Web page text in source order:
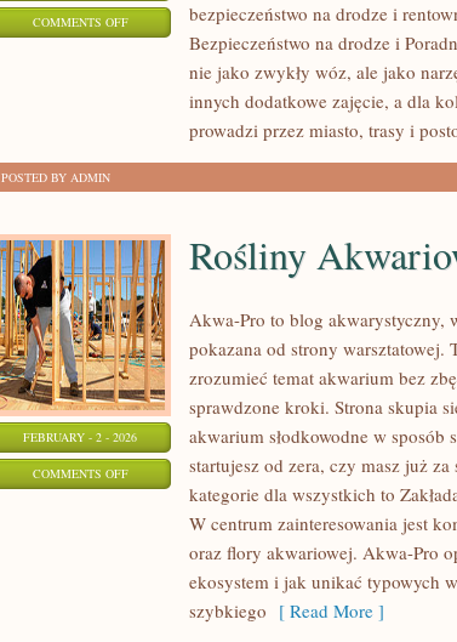
COMMENTS OFFON
MOTORYZACYJNA
bezpieczeństwo na drodze i
Bezpieczeństwo na drodze i
nie jako zwykły wóz, ale jako
innych dodatkowe zajęcie, a dla
prowadzi przez miasto, trasy i
POSTED BY ADMIN
FEBRUARY - 2 - 2026
COMMENTS OFFON
AKWARIOWE
Rośliny
Akwa-Pro to blog akwarystyczny,
pokazana od strony warsztatowej.
zrozumieć temat akwarium bez
sprawdzone kroki. Strona skupia
akwarium słodkowodne w
startujesz od zera, czy masz już
kategorie dla wszystkich to
W centrum zainteresowania jest
oraz flory akwariowej. Akwa-Pro
ekosystem i jak unikać typowych
szybkiego [ Read More ]